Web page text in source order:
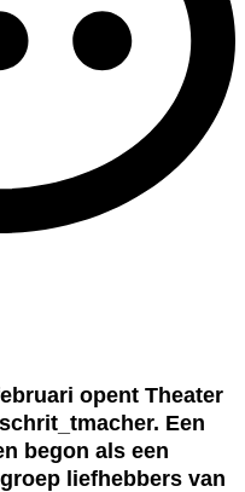
opent Theater
Een
begon als een
liefhebbers van